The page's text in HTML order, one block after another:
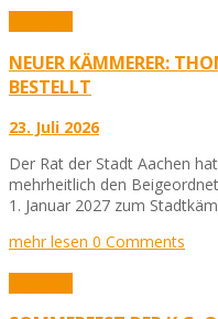
NEUER KÄMMERER:
BESTELLT
23. Juli 2026
Der Rat der Stadt Aachen
mehrheitlich den
1. Januar 2027 zum
mehr lesen 0 Comments